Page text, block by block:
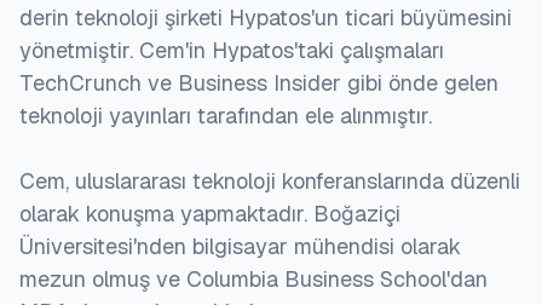
Yeni teknolojinin benimsenmesiyle, sistemleri
yönetmek, bakımlarını yapmak ve analiz etmek için
nitelikli personele ihtiyaç vardır. Böyle personeli
zorluk olabilir.
Veri yönetimi ve analizi:
AMI ve akıllı sayaçlarla, faydalı kuruluşlar devasa
derin teknoloji şirketi Hypatos'un ticari büyümesini
yönetmiştir. Cem'in Hypatos'taki çalışmaları
TechCrunch ve Business Insider gibi önde gelen
teknoloji yayınları tarafından ele alınmıştır.
Cem, uluslararası teknoloji konferanslarında düzenli
olarak konuşma yapmaktadır. Boğaziçi
Üniversitesi'nden bilgisayar mühendisi olarak
mezun olmuş ve Columbia Business School'dan